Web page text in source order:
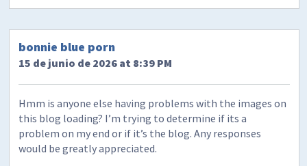
bonnie blue porn
15 de junio de 2026 at 8:39 PM
Hmm is anyone else having problems with the images on
this blog loading? I’m trying to determine if its a
problem on my end or if it’s the blog. Any responses
would be greatly appreciated.